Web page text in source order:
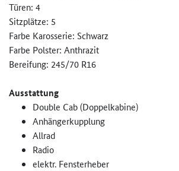
Türen: 4
Sitzplätze: 5
Farbe Karosserie: Schwarz
Farbe Polster: Anthrazit
Bereifung: 245/70 R16
Ausstattung
Double Cab (Doppelkabine)
Anhängerkupplung
Allrad
Radio
elektr. Fensterheber